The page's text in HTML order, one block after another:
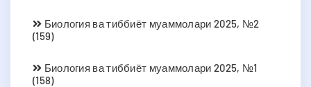
Биология ва тиббиёт муаммолари 2025, №2
(159)
Биология ва тиббиёт муаммолари 2025, №1
(158)